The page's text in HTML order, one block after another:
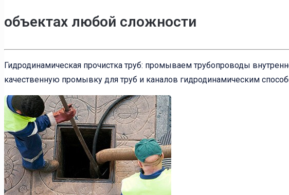
объектах любой сложности
Гидродинамическая прочистка труб: промываем трубопроводы
качественную промывку для труб и каналов гидродинамическим